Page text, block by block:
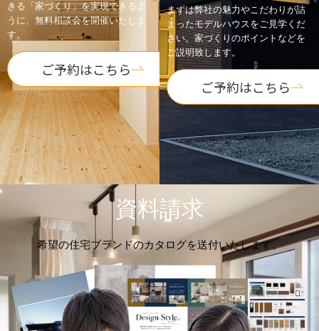
きる「家づくり」を実現できるよ
うに、無料相談会を開催いたしま
す。
ご予約はこちら
まずは弊社の魅力やこだわりが詰
まったモデルハウスをご見学くだ
さい。家づくりのポイントなどを
ご説明致します。
ご予約はこちら
資料請求
希望の住宅ブランドのカタログを送付いたします。